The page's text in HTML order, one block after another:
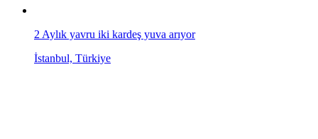
2 Aylık yavru iki kardeş yuva arıyor
İstanbul, Türkiye